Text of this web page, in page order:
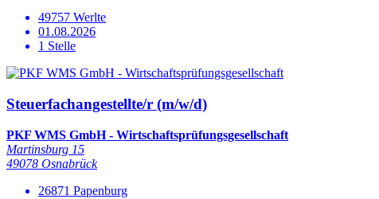
49757 Werlte
01.08.2026
1 Stelle
Steuerfachangestellte/r (m/w/d)
PKF WMS GmbH - Wirtschaftsprüfungsgesellschaft
Martinsburg 15
49078 Osnabrück
26871 Papenburg